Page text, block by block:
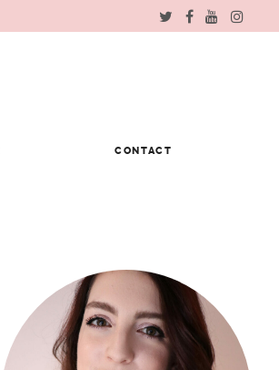
CONTACT